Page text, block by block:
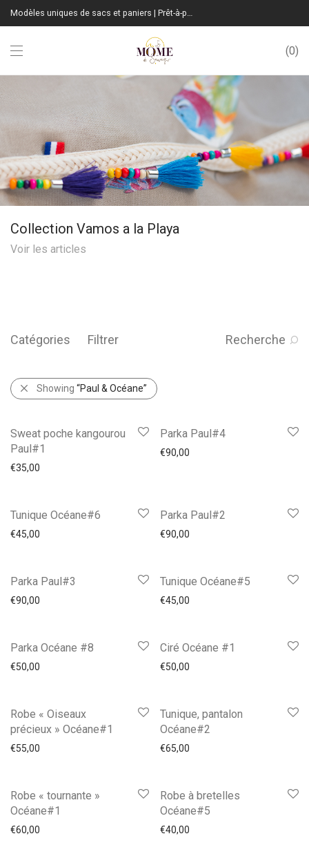
Modèles uniques de sacs et paniers | Prêt-à-porter sur mesure | Fabrication Française
0
Collection Vamos a la Playa
Voir les articles
Catégories Filtrer Recherche
Showing “Paul & Océane”
Sweat poche kangourou
Paul#1
€35,00
Parka Paul#4
€90,00
Tunique Océane#6
€45,00
Parka Paul#2
€90,00
Parka Paul#3
€90,00
Tunique Océane#5
€45,00
Parka Océane #8
€50,00
Ciré Océane #1
€50,00
Robe « Oiseaux
précieux » Océane#1
€55,00
Tunique, pantalon
Océane#2
€65,00
Robe « tournante »
Océane#1
€60,00
Robe à bretelles
Océane#5
€40,00